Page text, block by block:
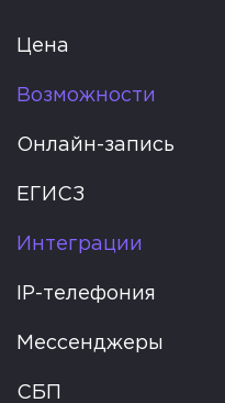
Цена
Возможности
Онлайн-запись
ЕГИСЗ
Интеграции
IP-телефония
Мессенджеры
СБП